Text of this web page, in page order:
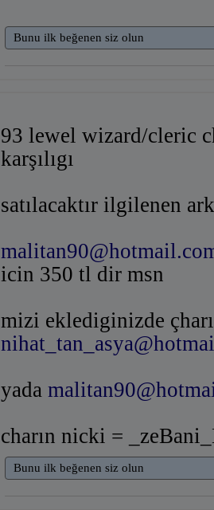
Bunu ilk beğenen siz olun
93 lewel wizard/cleric
karşılıgı
satılacaktır ilgilenen
icin 350 tl dir msn
mizi eklediginizde
yada
charın nicki =
Bunu ilk beğenen siz olun